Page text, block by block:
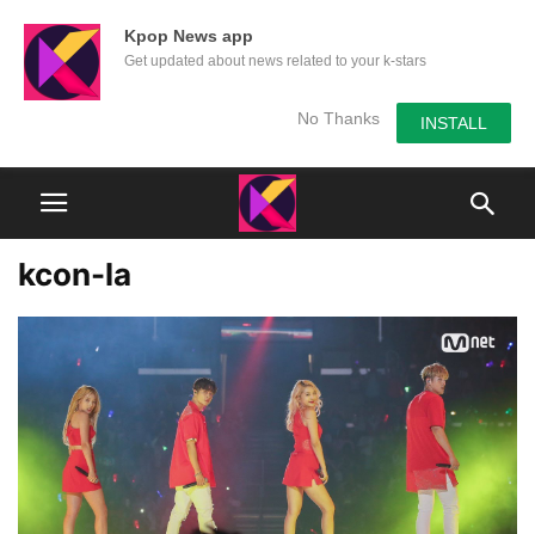
Kpop News app
Get updated about news related to your k-stars
No Thanks INSTALL
kcon-la